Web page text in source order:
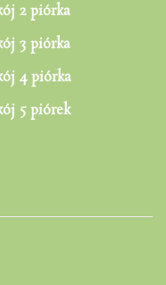
2 piórka
3 piórka
4 piórka
5 piórek